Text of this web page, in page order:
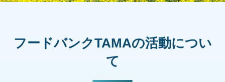
フードバンクTAMAの活動につい
て